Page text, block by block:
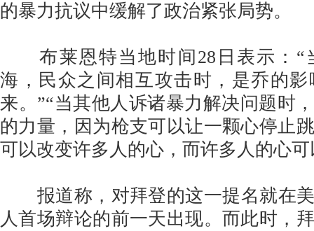
的暴力抗议中缓解了政治紧张局势。
布莱恩特当地时间28日表示：“
海，民众之间相互攻击时，是乔的
来。”“当其他人诉诸暴力解决问题时
的力量，因为枪支可以让一颗心停止
可以改变许多人的心，而许多人的心
报道称，对拜登的这一提名就在美
人首场辩论的前一天出现。而此时，